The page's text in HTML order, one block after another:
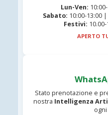
Lun-Ven:
Sabato: 10:00-13:00
Festivi:
APERTO
Stato prenotazione e
nostra Intelligenza